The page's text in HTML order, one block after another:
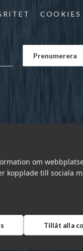
om
kopplade till sociala
Tillåt alla
COOKIES
031 - 92